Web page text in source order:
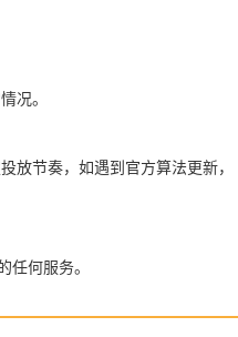
况。
放节奏，如遇到官方算法更新，
何服务。